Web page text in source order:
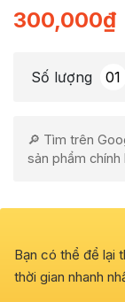
dựa trên
đánh giá
300,000₫
Số lượng
🔎 Tìm trên
sản phẩm chính
Bạn có thể để lại
thời gian nhanh